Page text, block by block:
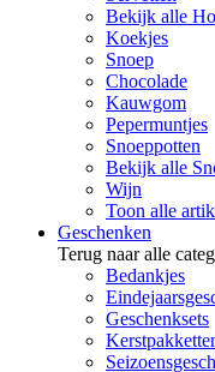
Bekijk alle
Koekjes
Snoep
Chocolade
Kauwgom
Pepermuntjes
Snoeppotten
Bekijk alle
Wijn
Toon alle
Geschenken
Terug naar alle
Bedankjes
Geschenksets